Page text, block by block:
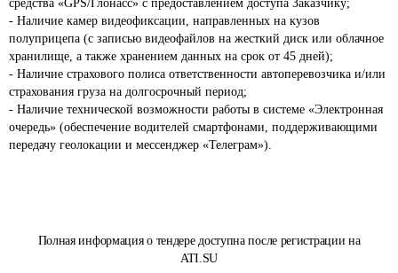
Полная информация о тендере доступна после регистрации на
ATI.SU
средства «GPS/Глонасс» с предоставлением доступа Заказчику;
- Наличие камер видеофиксации, направленных на кузов
полуприцепа (с записью видеофайлов на жесткий диск или облачное
хранилище, а также хранением данных на срок от 45 дней);
- Наличие страхового полиса ответственности автоперевозчика и/или
страхования груза на долгосрочный период;
- Наличие технической возможности работы в системе «Электронная
очередь» (обеспечение водителей смартфонами, поддерживающими
передачу геолокации и мессенджер «Телеграм»).